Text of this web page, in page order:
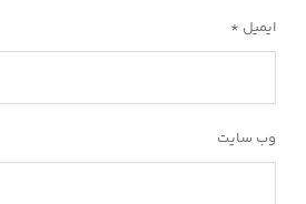
ایمیل *
وب‌ سایت